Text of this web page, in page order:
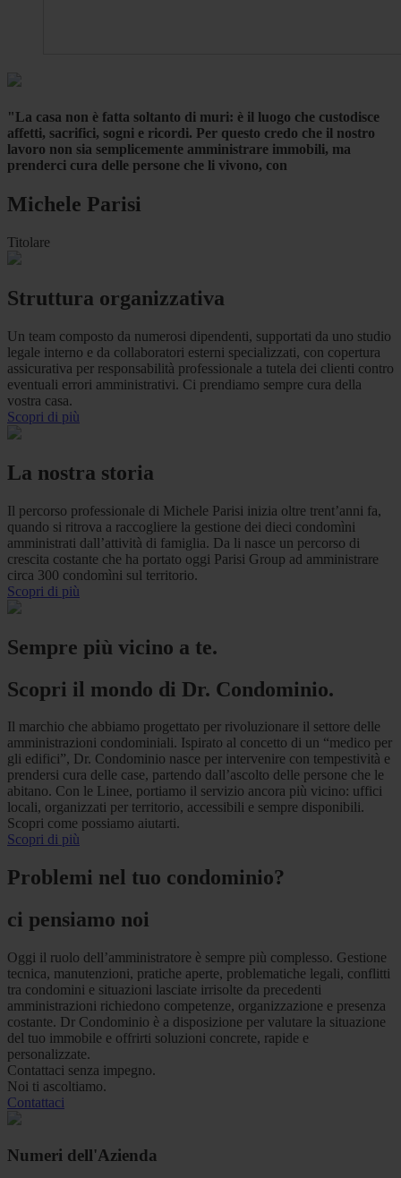
"La casa non è fatta soltanto di muri: è il luogo che custodisce
affetti, sacrifici, sogni e ricordi. Per questo credo che il nostro
lavoro non sia semplicemente amministrare immobili, ma
prenderci cura delle persone che li vivono, con
Michele Parisi
Titolare
Struttura organizzativa
Un team composto da numerosi dipendenti, supportati da uno studio
legale interno e da collaboratori esterni specializzati, con copertura
assicurativa per responsabilità professionale a tutela dei clienti contro
eventuali errori amministrativi. Ci prendiamo sempre cura della
vostra casa.
Scopri di più
La nostra storia
Il percorso professionale di Michele Parisi inizia oltre trent’anni fa,
quando si ritrova a raccogliere la gestione dei dieci condomìni
amministrati dall’attività di famiglia. Da li nasce un percorso di
crescita costante che ha portato oggi Parisi Group ad amministrare
circa 300 condomìni sul territorio.
Scopri di più
Sempre più vicino a te.
Scopri il mondo di Dr. Condominio.
Il marchio che abbiamo progettato per rivoluzionare il settore delle
amministrazioni condominiali. Ispirato al concetto di un “medico per
gli edifici”, Dr. Condominio nasce per intervenire con tempestività e
prendersi cura delle case, partendo dall’ascolto delle persone che le
abitano. Con le Linee, portiamo il servizio ancora più vicino: uffici
locali, organizzati per territorio, accessibili e sempre disponibili.
Scopri come possiamo aiutarti.
Scopri di più
Problemi nel tuo condominio?
ci pensiamo noi
Oggi il ruolo dell’amministratore è sempre più complesso. Gestione
tecnica, manutenzioni, pratiche aperte, problematiche legali, conflitti
tra condomini e situazioni lasciate irrisolte da precedenti
amministrazioni richiedono competenze, organizzazione e presenza
costante. Dr Condominio è a disposizione per valutare la situazione
del tuo immobile e offrirti soluzioni concrete, rapide e
personalizzate.
Contattaci senza impegno.
Noi ti ascoltiamo.
Contattaci
Numeri dell'Azienda